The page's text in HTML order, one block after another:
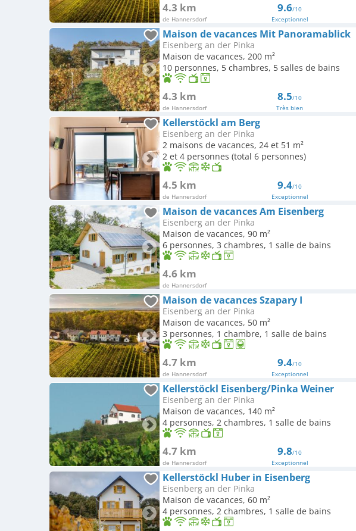
4.3 km
de Hannersdorf
9.6/10
Exceptionnel
Maison de vacances Mit Panoramablick
Eisenberg an der Pinka
Maison de vacances, 200 m²
10 personnes, 5 chambres, 5 salles de bains
4.3 km
de Hannersdorf
8.5/10
Très bien
Kellerstöckl am Berg
Eisenberg an der Pinka
2 maisons de vacances, 24 et 51 m²
2 et 4 personnes (total 6 personnes)
4.5 km
de Hannersdorf
9.4/10
Exceptionnel
Maison de vacances Am Eisenberg
Eisenberg an der Pinka
Maison de vacances, 90 m²
6 personnes, 3 chambres, 1 salle de bains
4.6 km
de Hannersdorf
Maison de vacances Szapary I
Eisenberg an der Pinka
Maison de vacances, 50 m²
3 personnes, 1 chambre, 1 salle de bains
4.7 km
de Hannersdorf
9.4/10
Exceptionnel
Kellerstöckl Eisenberg/Pinka Weiner
Eisenberg an der Pinka
Maison de vacances, 140 m²
4 personnes, 2 chambres, 1 salle de bains
4.7 km
de Hannersdorf
9.8/10
Exceptionnel
Kellerstöckl Huber in Eisenberg
Eisenberg an der Pinka
Maison de vacances, 60 m²
4 personnes, 2 chambres, 1 salle de bains